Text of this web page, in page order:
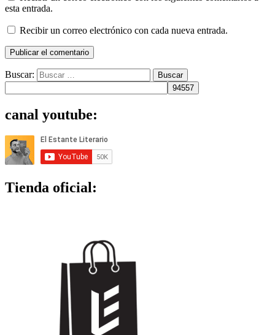
esta entrada.
Recibir un correo electrónico con cada nueva entrada.
Buscar:
canal youtube:
Tienda oficial: